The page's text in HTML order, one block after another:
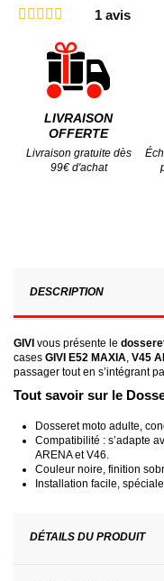
1 avis
LIVRAISON
OFFERTE
Livraison gratuite dès
99€ d'achat
DESCRIPTION
GIVI vous présente le
cases GIVI E52 MAXIA V45
passager tout en s’intégrant
Tout savoir sur le
Dosseret moto adulte,
Compatibilité : s’adapte
ARENA et V46.
Couleur noire, finition
Installation facile,
DÉTAILS DU PRODUIT